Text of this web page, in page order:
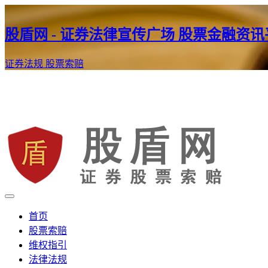
股盾网 - 证券法律宣传广场 股票金融资讯
证券法规 股票索赔
股盾网
证券股票维权网
首页
股票索赔
维权指引
法律法规